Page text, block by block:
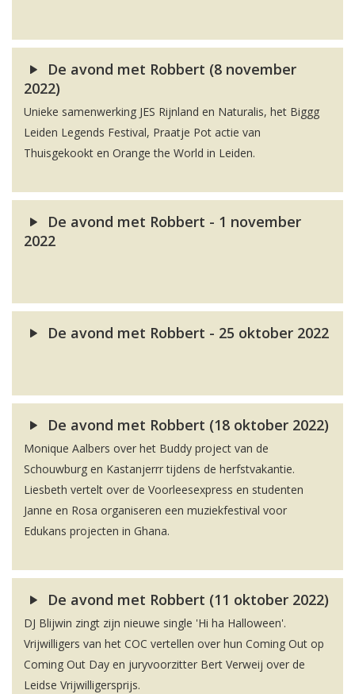
De avond met Robbert (8 november
2022)
Unieke samenwerking JES Rijnland en Naturalis, het Biggg
Leiden Legends Festival, Praatje Pot actie van
Thuisgekookt en Orange the World in Leiden.
De avond met Robbert - 1 november
2022
De avond met Robbert - 25 oktober 2022
De avond met Robbert (18 oktober 2022)
Monique Aalbers over het Buddy project van de
Schouwburg en Kastanjerrr tijdens de herfstvakantie.
Liesbeth vertelt over de Voorleesexpress en studenten
Janne en Rosa organiseren een muziekfestival voor
Edukans projecten in Ghana.
De avond met Robbert (11 oktober 2022)
DJ Blijwin zingt zijn nieuwe single 'Hi ha Halloween'.
Vrijwilligers van het COC vertellen over hun Coming Out op
Coming Out Day en juryvoorzitter Bert Verweij over de
Leidse Vrijwilligersprijs.